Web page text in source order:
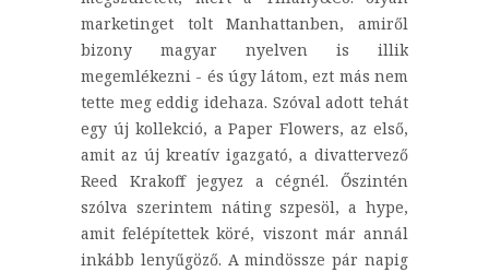
marketinget tolt Manhattanben, amiről
bizony magyar nyelven is illik
megemlékezni - és úgy látom, ezt más nem
tette meg eddig idehaza. Szóval adott tehát
egy új kollekció, a Paper Flowers, az első,
amit az új kreatív igazgató, a divattervező
Reed Krakoff jegyez a cégnél. Őszintén
szólva szerintem náting szpesöl, a hype,
amit felépítettek köré, viszont már annál
inkább lenyűgöző. A mindössze pár napig